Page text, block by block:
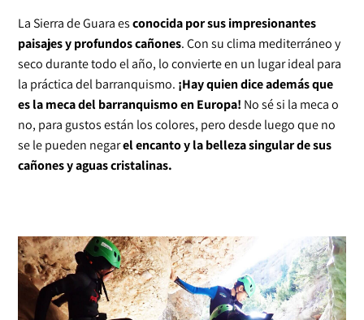
La Sierra de Guara esconocida por sus impresionantes
paisajes y profundos cañones. Con su clima mediterráneo y
seco durante todo el año, lo convierte en un lugar ideal para
la práctica del barranquismo. ¡Hay quien dice además que
es la meca del barranquismo en Europa! No sé si la meca o
no, para gustos están los colores, pero desde luego que no
se le pueden negarel encanto y la belleza singular de sus
cañones y aguas cristalinas.